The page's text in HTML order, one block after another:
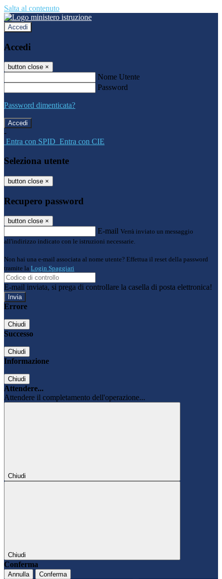
Salta al contenuto
Accedi
Accedi
button close ×
Nome Utente
Password
Password dimenticata?
-
Entra con SPID Entra con CIE
Seleziona utente
button close ×
Recupero password
button close ×
E-mail Verrà inviato un messaggio
all'indirizzo indicato con le istruzioni necessarie.
Non hai una e-mail associata al nome utente? Effettua il reset della password
tramite la Login Spaggiari
E-mail inviata, si prega di controllare la casella di posta elettronica!
Errore
Chiudi
Successo
Chiudi
Informazione
Chiudi
Attendere...
Attendere il completamento dell'operazione...
Chiudi
Chiudi
Conferma
Annulla Conferma